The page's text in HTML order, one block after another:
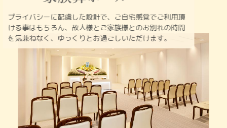
プライバシーに配慮した設計で、ご自宅感覚でご利用頂
ける事はもちろん、故人様とご家族様とのお別れの時間
を気兼ねなく、ゆっくりとお過ごしいただけます。